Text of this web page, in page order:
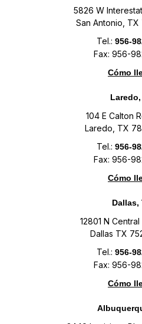
5826 W
San Antonio, TX
Tel.: 956-
Fax: 956-
Cómo
Laredo,
104 E Calton
Laredo, TX
Tel.: 956-
Fax: 956-
Cómo
Dallas,
12801 N
Dallas TX
Tel.: 956-
Fax: 956-
Cómo